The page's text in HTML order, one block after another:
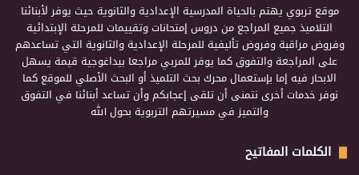
موقع تربوي يهتم بالحياة المدرسية الإعدادية والثانوية حيث يوفر لأبنائنا
التلاميذ جميع المراجع من دروس إمتحانات وتقييمات للمرحلة الإبتدائية
وفروض مراقبة وفروض تأليفية للمرحلة الإعدادية والثانوية التي تساعدهم
على المراجعة والتفوق كما يوفر للمربي مراجعا بيداغوجية قيمة يسهل
الابحار فيه إما بإستعمال محرك بحث التلميذ أو البحث الأصلي للموقع كما
نوفر خدمات أخرى نتمنى أن تلقى إعجابكم وأن تساعد أبنائنا في التفوق
والتميز في مسيرتهم التربوية بحول الله
الكلمات المفاتيح